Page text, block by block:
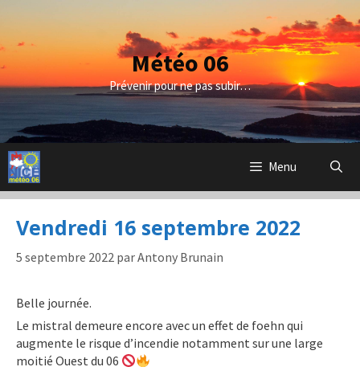
contenu
Météo 06
Prévenir pour ne pas subir…
Menu
Vendredi 16 septembre 2022
5 septembre 2022 parAntony Brunain
Belle journée.
Le mistral demeure encore avec un effet de foehn qui
augmente le risque d’incendie notamment sur une large
moitié Ouest du 06